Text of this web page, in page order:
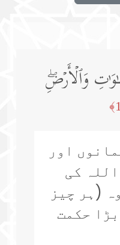
ٰ⁠تِ وَٱلۡأَرۡضِۖ
اور
کی
(ہر چیز
حکمت